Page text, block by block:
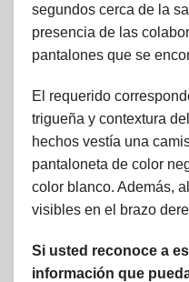
segundos cerca de la
presencia de las
pantalones que se
El requerido
trigueña y contextura
hechos vestía una
pantaloneta de color
color blanco. Además,
visibles en el brazo
Si usted reconoce a
información que